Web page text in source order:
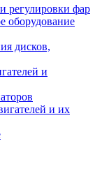
регулировки фар
оборудование
дисков,
и
и их